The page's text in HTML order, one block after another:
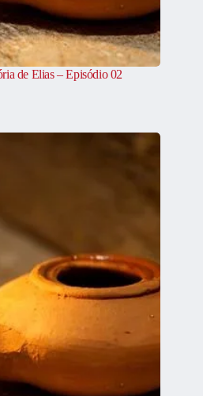
de Elias – Episódio 02